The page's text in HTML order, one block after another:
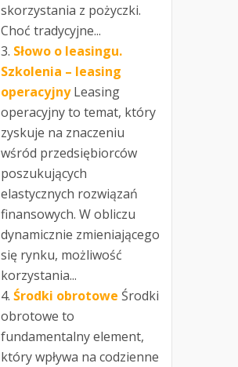
skorzystania z pożyczki.
Choć tradycyjne...
Słowo o leasingu.
Szkolenia – leasing
operacyjny Leasing
operacyjny to temat, który
zyskuje na znaczeniu
wśród przedsiębiorców
poszukujących
elastycznych rozwiązań
finansowych. W obliczu
dynamicznie zmieniającego
się rynku, możliwość
korzystania...
Środki obrotowe Środki
obrotowe to
fundamentalny element,
który wpływa na codzienne